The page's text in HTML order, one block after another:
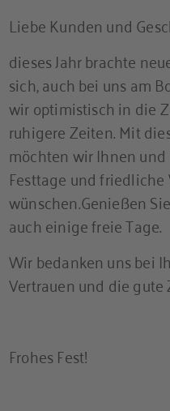
Liebe Kunden und
dieses Jahr brachte
sich, auch bei uns am
wir optimistisch in die
ruhigere Zeiten. Mit
möchten wir Ihnen
Festtage und
wünschen.Genießen
auch einige freie Tage.
Wir bedanken uns bei
Vertrauen und die gute
Frohes Fest!